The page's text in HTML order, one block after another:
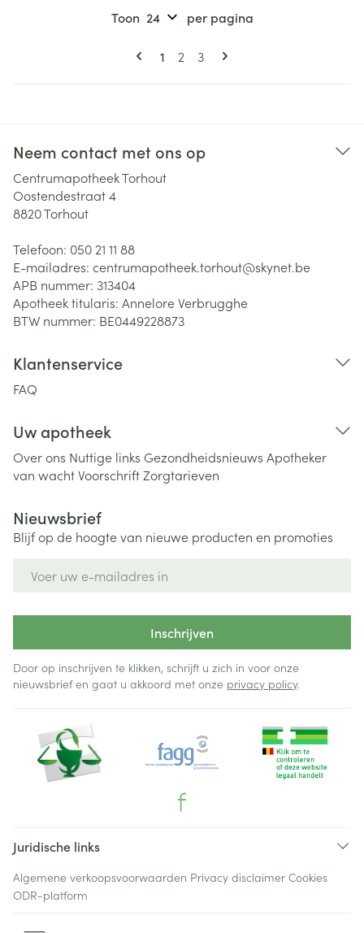
Pagina's
U lees momenteel pagina
1 Pagina
2 Pagina
3
Toon per pagina
Neem contact met ons op
Centrumapotheek Torhout
Oostendestraat 4
8820Torhout
Telefoon: 050 21 11 88
E-mailadres: centrumapotheek.torhout@skynet.be
APB nummer: 313404
Apotheek titularis: Annelore Verbrugghe
BTW nummer: BE0449228873
Klantenservice
FAQ
Uw apotheek
Over ons Nuttige links Gezondheidsnieuws Apotheker
van wachtVoorschriftZorgtarieven
Nieuwsbrief
Blijf op de hoogte van nieuwe producten en promoties
Inschrijven
Door op inschrijven te klikken, schrijft u zich in voor onze
nieuwsbrief en gaat u akkoord met onze privacy policy.
Juridische links
Algemene verkoopsvoorwaarden Privacy disclaimer Cookies
ODR-platform